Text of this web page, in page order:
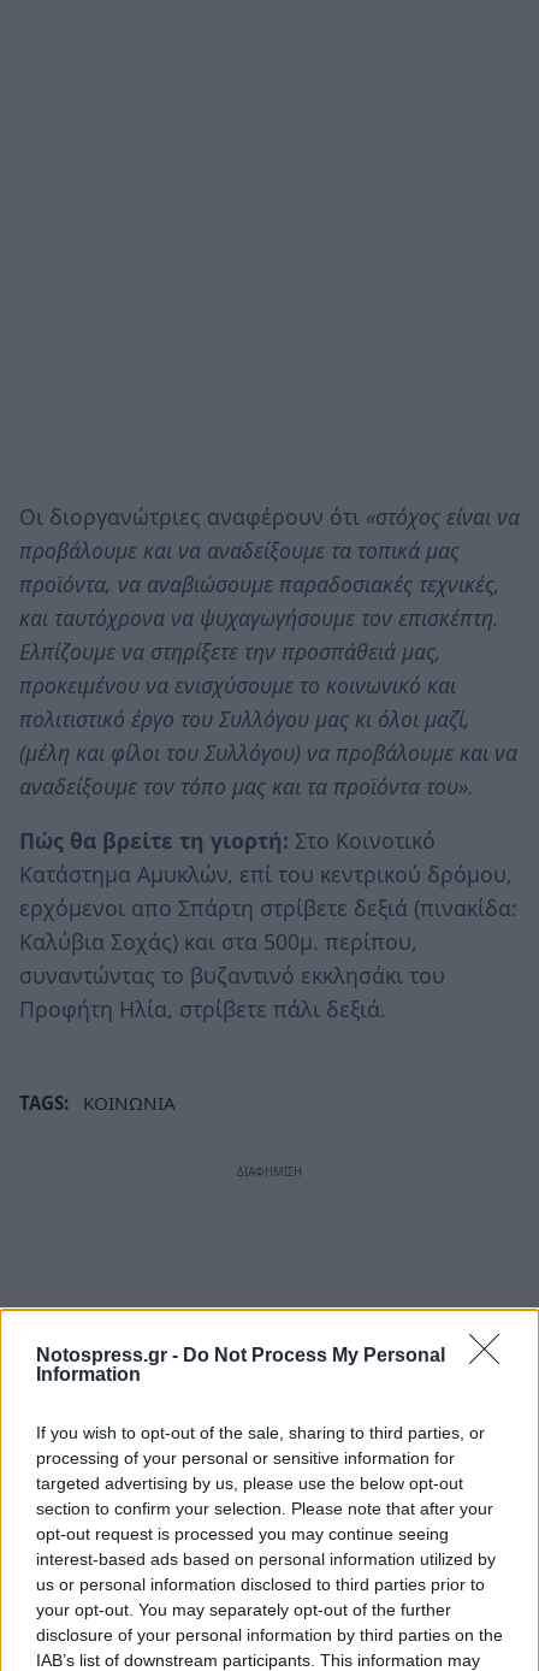
Notospress.gr - Do Not Process My Personal
Information
If you wish to opt-out of the sale, sharing to third parties, or
processing of your personal or sensitive information for
targeted advertising by us, please use the below opt-out
section to confirm your selection. Please note that after your
opt-out request is processed you may continue seeing
interest-based ads based on personal information utilized by
us or personal information disclosed to third parties prior to
your opt-out. You may separately opt-out of the further
disclosure of your personal information by third parties on the
IAB’s list of downstream participants. This information may
Οι διοργανώτριες αναφέρουν ότι «στόχος είναι να
προβάλουμε και να αναδείξουμε τα τοπικά μας
προϊόντα, να αναβιώσουμε παραδοσιακές τεχνικές,
και ταυτόχρονα να ψυχαγωγήσουμε τον επισκέπτη.
Ελπίζουμε να στηρίξετε την προσπάθειά μας,
προκειμένου να ενισχύσουμε το κοινωνικό και
πολιτιστικό έργο του Συλλόγου μας κι όλοι μαζί,
(μέλη και φίλοι του Συλλόγου) να προβάλουμε και να
αναδείξουμε τον τόπο μας και τα προϊόντα του».
Πώς θα βρείτε τη γιορτή: Στο Κοινοτικό
Κατάστημα Αμυκλών, επί του κεντρικού δρόμου,
ερχόμενοι απο Σπάρτη στρίβετε δεξιά (πινακίδα:
Καλύβια Σοχάς) και στα 500μ. περίπου,
συναντώντας το βυζαντινό εκκλησάκι του
Προφήτη Ηλία, στρίβετε πάλι δεξιά.
TAGS: ΚΟΙΝΩΝΙΑ